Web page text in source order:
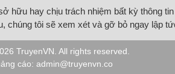
hữu hay chịu trách nhiệm bất kỳ thông
chúng tôi sẽ xem xét và gỡ bỏ ngay lập
TruyenVN . All rights reserved.
cáo: admin@truyenvn.co